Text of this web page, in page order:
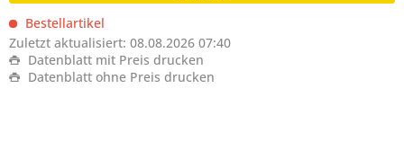
Bestellartikel
Zuletzt aktualisiert: 08.08.2026 07:40
Datenblatt mit Preis drucken
Datenblatt ohne Preis drucken